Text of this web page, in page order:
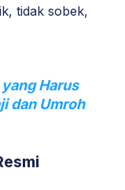
tidak sobek,
Harus
dan Umroh